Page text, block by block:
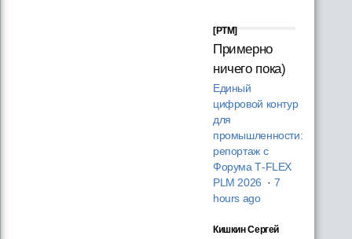
[PTM]
Примерно
ничего пока)
Единый
цифровой контур
для
промышленности:
репортаж с
Форума T‑FLEX
PLM 2026 · 7
hours ago
Кишкин Сергей